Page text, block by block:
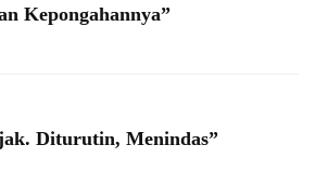
Kepongahannya”
Diturutin, Menindas”